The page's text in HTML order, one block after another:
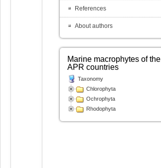
References
About authors
Marine macrophytes of the
APR countries
Taxonomy
Chlorophyta
Ochrophyta
Rhodophyta